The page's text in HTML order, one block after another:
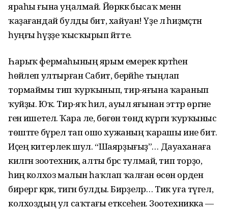
яраһы ғына уңалмай. Йөрәккә бысаҡ менән
ҡаҙағандай булды бит, хайуан! Үҙе лә һиҙмәҫтән
һуңғы һүҙҙе ҡысҡырып әйтте.
Һарыҡ фермаһының ярым емерек кәртәһенә
һөйәлеп ултырған Сабит, берәйһе тыңлап
тормаймы тип ҡурҡынып, тирә-яғына ҡаранып
ҡуйҙы. Юҡ. Тирә-яҡ һил, ауыл яғынан эттәр өргәне
генә ишетелә. Ҡара әле, бөгөн төндә күргән ҡурҡыныс
төштәге бүрелә тап ошо хужаның ҡарашы ине бит.
Иҫең китерлек шул. “Шаярҙығыҙ”… Дауаханаға
килгән зоотехник, алты бәрәс тулмай, тип торҙо,
һиңә колхоз малын һаҡлап ҡалған өсөн орден
бирергә кәрәк, тигән булды. Бирҙеләр… Тик уға түгел,
колхоздың ул саҡтағы етәксеһенә. Зоотехникка —